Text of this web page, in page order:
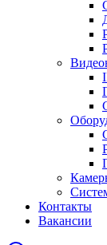
Контакты
Вакансии